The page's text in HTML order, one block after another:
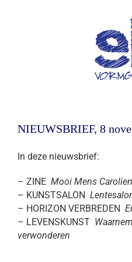
NIEUWSBRIEF, 8
In deze nieuwsbrief:
– ZINE Mooi Mens
– KUNSTSALON
– HORIZON VERBREDEN
– LEVENSKUNST
verwonderen